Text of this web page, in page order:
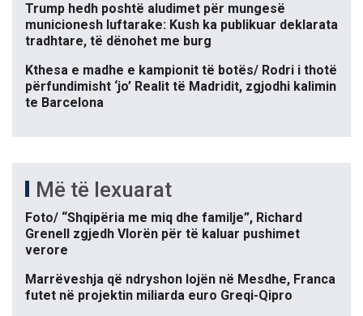
Trump hedh poshtë aludimet për mungesë
municionesh luftarake: Kush ka publikuar deklarata
tradhtare, të dënohet me burg
Kthesa e madhe e kampionit të botës/ Rodri i thotë
përfundimisht ‘jo’ Realit të Madridit, zgjodhi kalimin
te Barcelona
Më të lexuarat
Foto/ “Shqipëria me miq dhe familje”, Richard
Grenell zgjedh Vlorën për të kaluar pushimet
verore
Marrëveshja që ndryshon lojën në Mesdhe, Franca
futet në projektin miliarda euro Greqi-Qipro